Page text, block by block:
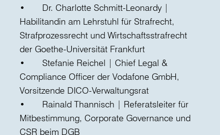
• Dr. Charlotte Schmitt-Leonardy |
Habilitandin am Lehrstuhl für Strafrecht,
Strafprozessrecht und Wirtschaftsstrafrecht
der Goethe-Universität Frankfurt
• Stefanie Reichel | Chief Legal &
Compliance Officer der Vodafone GmbH,
Vorsitzende DICO-Verwaltungsrat
• Rainald Thannisch | Referatsleiter für
Mitbestimmung, Corporate Governance und
CSR beim DGB